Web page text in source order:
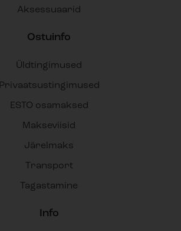
Aksessuaarid
Ostuinfo
Üldtingimused
Privaatsustingimused
ESTO osamaksed
Makseviisid
Järelmaks
Transport
Tagastamine
Info